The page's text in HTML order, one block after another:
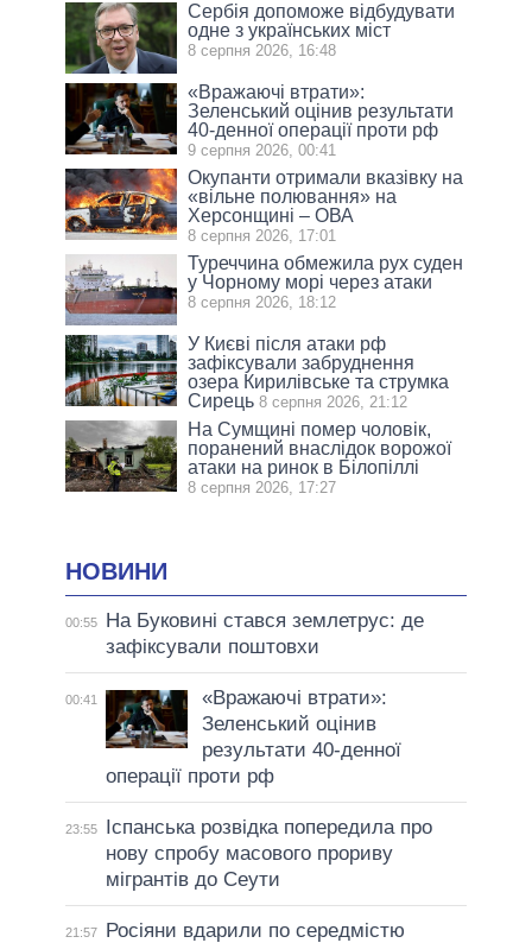
Сербія допоможе відбудувати
одне з українських міст
8 серпня 2026, 16:48
«Вражаючі втрати»:
Зеленський оцінив результати
40-денної операції проти рф
9 серпня 2026, 00:41
Окупанти отримали вказівку на
«вільне полювання» на
Херсонщині – ОВА
8 серпня 2026, 17:01
Туреччина обмежила рух суден
у Чорному морі через атаки
8 серпня 2026, 18:12
У Києві після атаки рф
зафіксували забруднення
озера Кирилівське та струмка
Сирець 8 серпня 2026, 21:12
На Сумщині помер чоловік,
поранений внаслідок ворожої
атаки на ринок в Білопіллі
8 серпня 2026, 17:27
НОВИНИ
00:55
На Буковині стався землетрус: де
зафіксували поштовхи
00:41
«Вражаючі втрати»:
Зеленський оцінив
результати 40-денної
операції проти рф
23:55
Іспанська розвідка попередила про
нову спробу масового прориву
мігрантів до Сеути
21:57
Росіяни вдарили по середмістю